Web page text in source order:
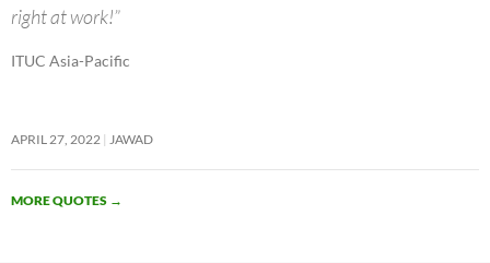
right at work!”
ITUC Asia-Pacific
APRIL 27, 2022 JAWAD
MORE QUOTES →